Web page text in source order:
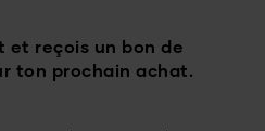
et reçois un bon de
ton prochain achat.